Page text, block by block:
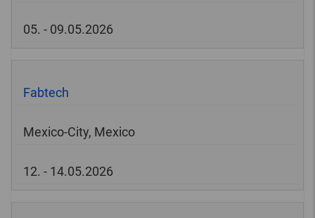
05. - 09.05.2026
Fabtech
Mexico-City, Mexico
12. - 14.05.2026